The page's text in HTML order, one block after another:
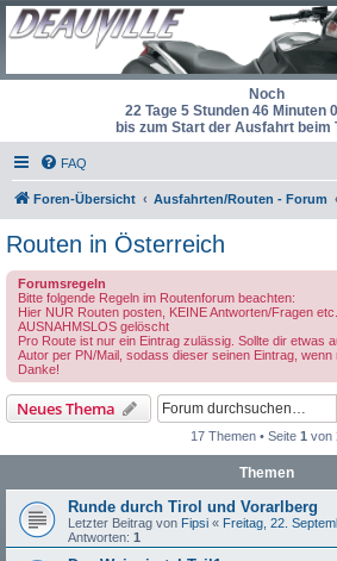
Noch
22 Tage 5 Stunden 46 Minuten
bis zum Start der Ausfahrt beim
FAQ
Foren-Übersicht Ausfahrten/Routen - Forum
Routen in Österreich
Forumsregeln
Bitte folgende Regeln im Routenforum beachten:
Hier NUR Routen posten, KEINE Antworten/Fragen
AUSNAHMSLOS gelöscht
Pro Route ist nur ein Eintrag zulässig. Sollte dir etwas
Autor per PN/Mail, sodass dieser seinen Eintrag, wenn
Danke!
Neues Thema
17 Themen • Seite 1 von
Themen
Runde durch Tirol und Vorarlberg
Letzter Beitrag von Fipsi « Freitag, 22.
Antworten: 1